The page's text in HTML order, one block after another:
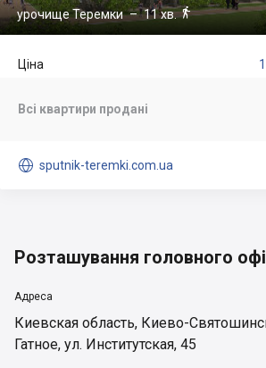
урочище Теремки– 11 хв.
Ціна
Всі квартири продані
 sputnik-teremki.com.ua
Розташування головного
Адреса
Киевская область, Киево-
Гатное, ул. Институтская, 45